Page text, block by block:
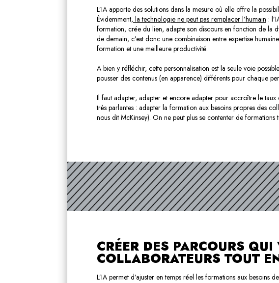
L’IA apporte des solutions dans la mesure où elle offre la
Évidemment, la technologie ne peut pas remplacer l’humain :
formation, crée du lien, adapte son discours en fonction de la
de demain, c’est donc une combinaison entre expertise
formation et une meilleure productivité.
A bien y réfléchir, cette personnalisation est la seule voie
pousser des contenus (en apparence) différents pour chaque
Il faut adapter, adapter et encore adapter pour accroître le taux
très parlantes : adapter la formation aux besoins propres des
nous dit McKinsey). On ne peut plus se contenter de formations
CRÉER DES PARCOURS
COLLABORATEURS TOUT
L’IA permet d’ajuster en temps réel les formations aux besoins